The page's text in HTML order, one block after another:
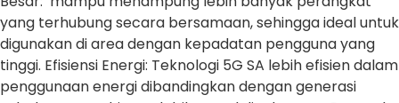
yang terhubung secara bersamaan, sehingga ideal untuk
digunakan di area dengan kepadatan pengguna yang
tinggi. Efisiensi Energi: Teknologi 5G SA lebih efisien dalam
penggunaan energi dibandingkan dengan generasi